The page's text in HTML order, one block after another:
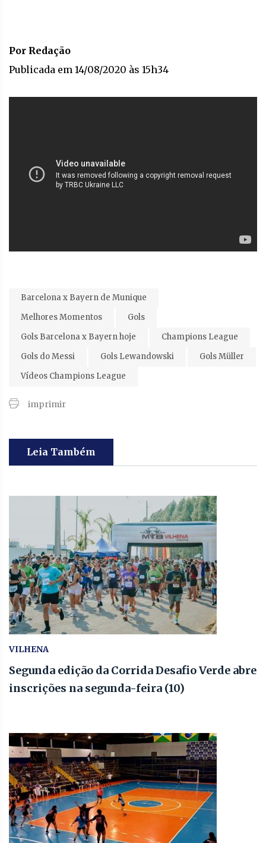
Por Redação
Publicada em 14/08/2020 às 15h34
Barcelona x Bayern de Munique
Melhores Momentos
Gols
Gols Barcelona x Bayern hoje
Champions League
Gols do Messi
Gols Lewandowski
Gols Müller
Vídeos Champions League
imprimir
Leia Também
VILHENA
Segunda edição da Corrida Desafio Verde abre
inscrições na segunda-feira (10)